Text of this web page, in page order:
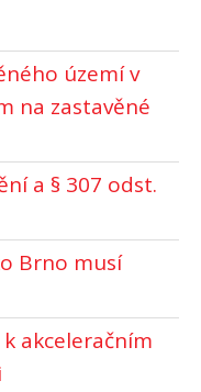
území v
na zastavěné
a § 307 odst.
Brno musí
akceleračním